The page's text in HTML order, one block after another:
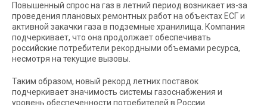
Повышенный спрос на газ в летний период возникает из-за
проведения плановых ремонтных работ на объектах ЕСГ и
активной закачки газа в подземные хранилища. Компания
подчеркивает, что она продолжает обеспечивать
российские потребители рекордными объемами ресурса,
несмотря на текущие вызовы.
Таким образом, новый рекорд летних поставок
подчеркивает значимость системы газоснабжения и
уровень обеспеченности потребителей в России.